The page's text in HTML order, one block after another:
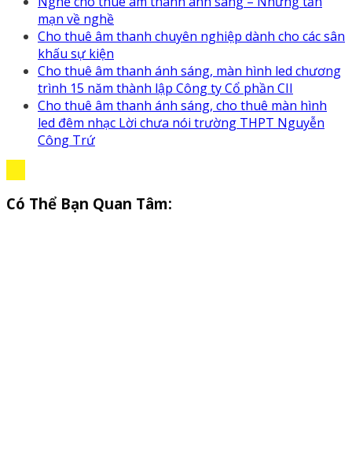
mạn về nghề
Cho thuê âm thanh chuyên nghiệp dành cho các sân
khấu sự kiện
Cho thuê âm thanh ánh sáng, màn hình led chương
trình 15 năm thành lập Công ty Cổ phần CII
Cho thuê âm thanh ánh sáng, cho thuê màn hình
led đêm nhạc Lời chưa nói trường THPT Nguyễn
Công Trứ
Có Thể Bạn Quan Tâm: